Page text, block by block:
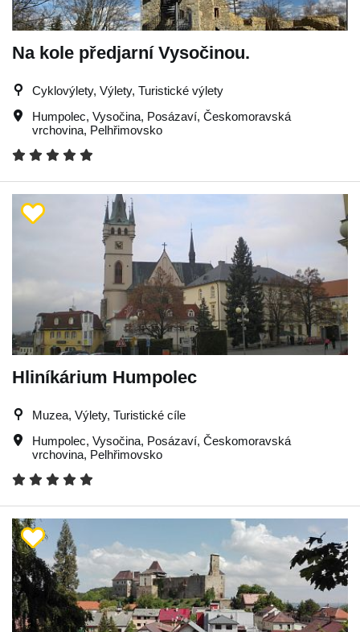
Na kole předjarní Vysočinou.
Cyklovýlety, Výlety, Turistické výlety
Humpolec, Vysočina, Posázaví, Českomoravská
vrchovina, Pelhřimovsko
Hliníkárium Humpolec
Muzea, Výlety, Turistické cíle
Humpolec, Vysočina, Posázaví, Českomoravská
vrchovina, Pelhřimovsko